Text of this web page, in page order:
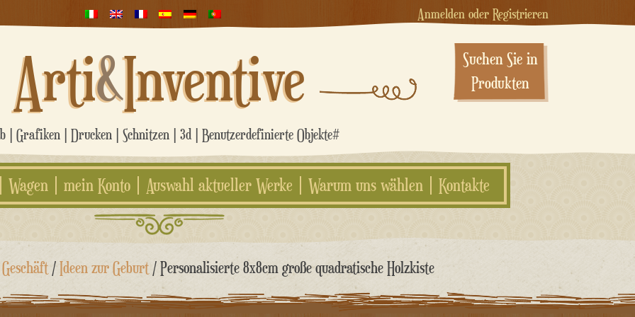
Anmelden oder Registrieren
Arti&Inventive
| Grafiken | Drucken | Schnitzen | 3d | Benutzerdefinierte Objekte#
Suchen Sie in
Produkten
Wagen mein Konto Auswahl aktueller Werke Warum uns wählen Kontakte
Geschäft /Ideen zur Geburt / Personalisierte 8x8cm große quadratische Holzkiste